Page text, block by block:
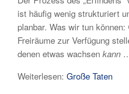
ist häufig wenig strukturiert
planbar. Was wir tun
Freiräume zur Verfügung
denen etwas wachsen kann
Weiterlesen: Große Taten